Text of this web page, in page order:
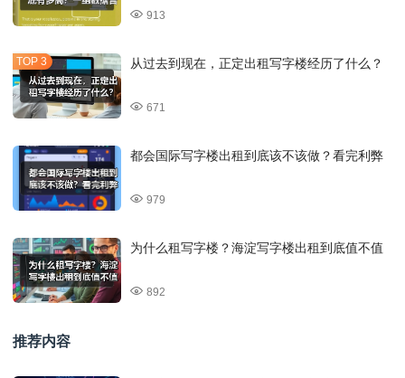
913
从过去到现在，正定出租写字楼经历了什么？
671
都会国际写字楼出租到底该不该做？看完利弊
979
为什么租写字楼？海淀写字楼出租到底值不值
892
推荐内容